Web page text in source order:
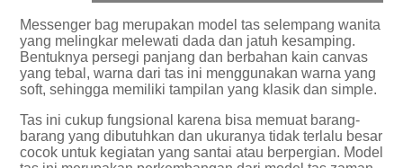
Messenger bag merupakan model tas selempang wanita
yang melingkar melewati dada dan jatuh kesamping.
Bentuknya persegi panjang dan berbahan kain canvas
yang tebal, warna dari tas ini menggunakan warna yang
soft, sehingga memiliki tampilan yang klasik dan simple.
Tas ini cukup fungsional karena bisa memuat barang-
barang yang dibutuhkan dan ukuranya tidak terlalu besar
cocok untuk kegiatan yang santai atau berpergian. Model